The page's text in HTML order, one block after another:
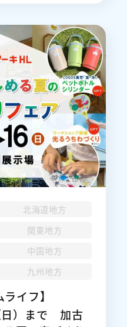
北海道地方
関東地方
中国地方
九州地方
イフ】
）まで 加古